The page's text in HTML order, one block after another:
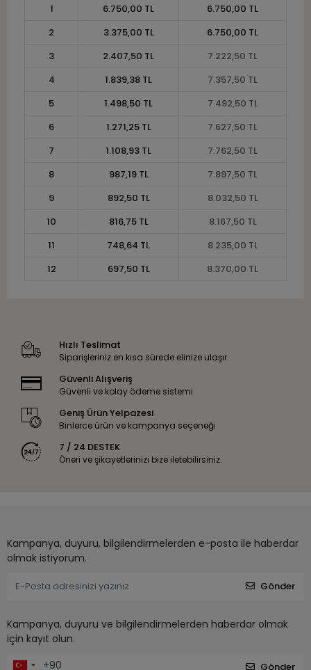
1
6.750,00 TL
6.750,00 TL
2
3.375,00 TL
6.750,00 TL
3
2.407,50 TL
7.222,50 TL
4
1.839,38 TL
7.357,50 TL
5
1.498,50 TL
7.492,50 TL
6
1.271,25 TL
7.627,50 TL
7
1.108,93 TL
7.762,50 TL
8
987,19 TL
7.897,50 TL
9
892,50 TL
8.032,50 TL
10
816,75 TL
8.167,50 TL
11
748,64 TL
8.235,00 TL
12
697,50 TL 8.370,00 TL
Hızlı Teslimat
Siparişleriniz en kısa sürede elinize ulaşır.
Güvenli Alışveriş
Güvenli ve kolay ödeme sistemi
Geniş Ürün Yelpazesi
Binlerce ürün ve kampanya seçeneği
7 / 24 DESTEK
Öneri ve şikayetlerinizi bize iletebilirsiniz.
Kampanya, duyuru, bilgilendirmelerden e-posta ile haberdar
olmak istiyorum.
Gönder
Kampanya, duyuru ve bilgilendirmelerden haberdar olmak
için kayıt olun.
Gönder